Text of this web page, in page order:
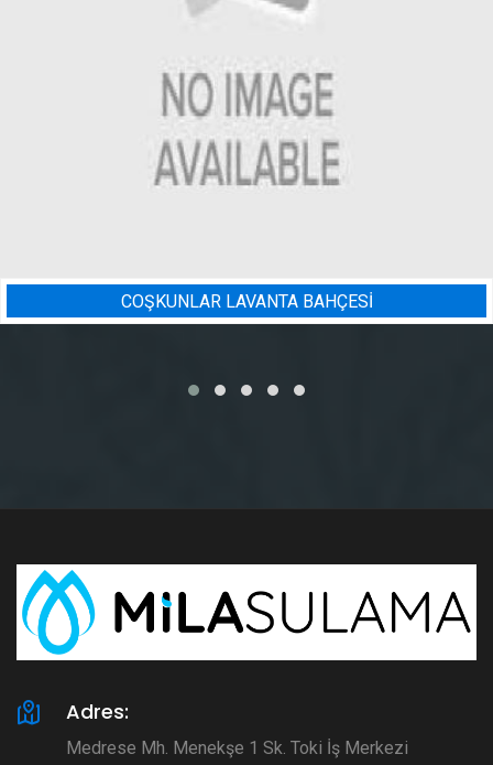
BADEM BAHÇESI
Adres:
Medrese Mh. Menekşe 1 Sk. Toki İş Merkezi